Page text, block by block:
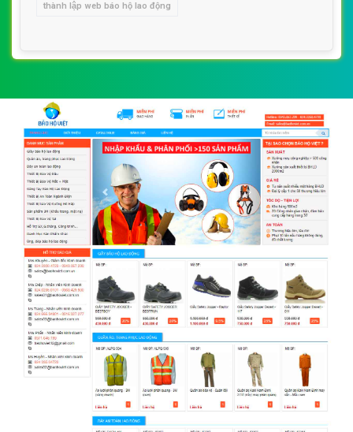
thành lập web báo hộ lao động